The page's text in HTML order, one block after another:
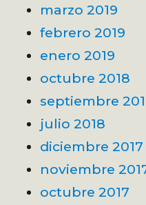
marzo 2019
febrero 2019
enero 2019
octubre 2018
septiembre
julio 2018
diciembre 2017
noviembre
octubre 2017